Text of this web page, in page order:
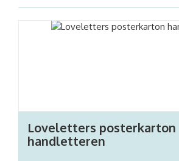
Loveletters posterkarton
handletteren